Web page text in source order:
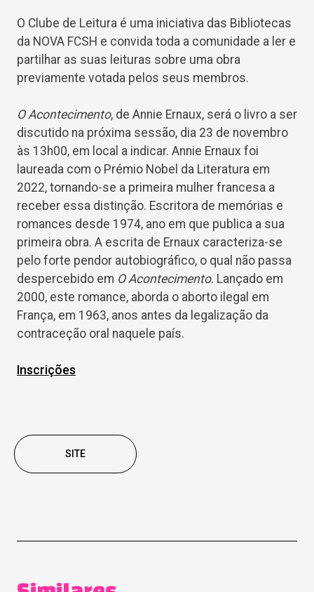
O Clube de Leitura é uma iniciativa das Bibliotecas
da NOVA FCSH e convida toda a comunidade a ler e
partilhar as suas leituras sobre uma obra
previamente votada pelos seus membros.
O Acontecimento, de Annie Ernaux, será o livro a ser
discutido na próxima sessão, dia 23 de novembro
às 13h00, em local a indicar. Annie Ernaux foi
laureada com o Prémio Nobel da Literatura em
2022, tornando-se a primeira mulher francesa a
receber essa distinção. Escritora de memórias e
romances desde 1974, ano em que publica a sua
primeira obra. A escrita de Ernaux caracteriza-se
pelo forte pendor autobiográfico, o qual não passa
despercebido em O Acontecimento. Lançado em
2000, este romance, aborda o aborto ilegal em
França, em 1963, anos antes da legalização da
contraceção oral naquele país.
Inscrições
SITE